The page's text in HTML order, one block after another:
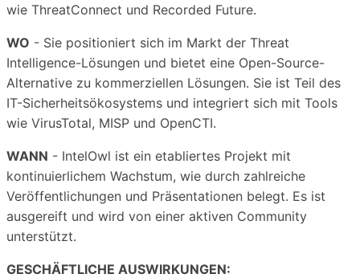
wie ThreatConnect und Recorded Future.
WO - Sie positioniert sich im Markt der Threat
Intelligence-Lösungen und bietet eine Open-Source-
Alternative zu kommerziellen Lösungen. Sie ist Teil des
IT-Sicherheitsökosystems und integriert sich mit Tools
wie VirusTotal, MISP und OpenCTI.
WANN - IntelOwl ist ein etabliertes Projekt mit
kontinuierlichem Wachstum, wie durch zahlreiche
Veröffentlichungen und Präsentationen belegt. Es ist
ausgereift und wird von einer aktiven Community
unterstützt.
GESCHÄFTLICHE AUSWIRKUNGEN: